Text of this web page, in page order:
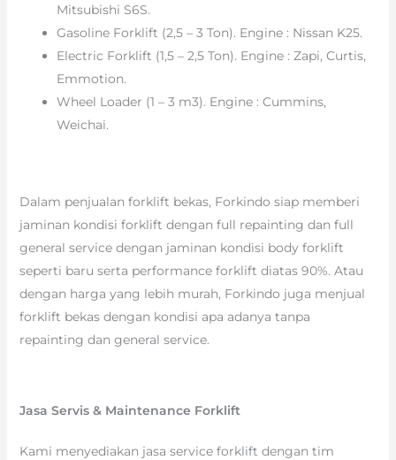
Mitsubishi S6S.
Gasoline Forklift (2,5 – 3 Ton). Engine : Nissan K25.
Electric Forklift (1,5 – 2,5 Ton). Engine : Zapi, Curtis,
Emmotion.
Wheel Loader (1 – 3 m3). Engine : Cummins,
Weichai.
Dalam penjualan forklift bekas, Forkindo siap memberi
jaminan kondisi forklift dengan full repainting dan full
general service dengan jaminan kondisi body forklift
seperti baru serta performance forklift diatas 90%. Atau
dengan harga yang lebih murah, Forkindo juga menjual
forklift bekas dengan kondisi apa adanya tanpa
repainting dan general service.
Jasa Servis & Maintenance Forklift
Kami menyediakan jasa service forklift dengan tim